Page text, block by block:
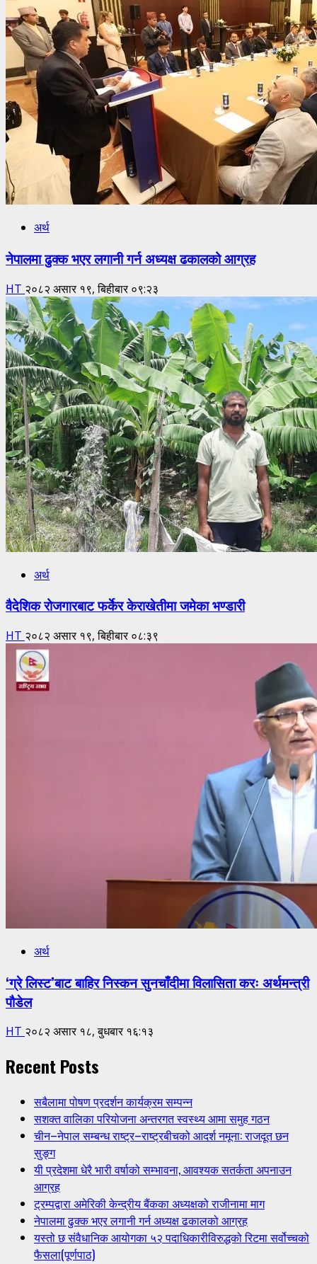
अर्थ
नेपालमा ढुक्क भएर लगानी गर्न अध्यक्ष ढकालको आग्रह
HT २०८२ असार १९, बिहीबार ०९:२३
अर्थ
वैदेशिक रोजगारबाट फर्केर केराखेतीमा जमेका भण्डारी
HT २०८२ असार १९, बिहीबार ०८:३९
अर्थ
‘ग्रे लिस्ट’बाट बाहिर निस्कन सुनचाँदीमा विलासिता करः अर्थमन्त्री
पौडेल
HT २०८२ असार १८, बुधबार १६:१३
Recent Posts
सबैलामा पोषण प्रदर्शन कार्यक्रम सम्पन्न
सशक्त वालिका परियोजना अन्तरगत स्वस्थ्य आमा समुह गठन
चीन–नेपाल सम्बन्ध राष्ट्र–राष्ट्रबीचको आदर्श नमूना: राजदूत छन
सुङ्ग
यी प्रदेशमा धेरै भारी वर्षाको सम्भावना, आवश्यक सतर्कता अपनाउन
आग्रह
ट्रम्पद्वारा अमेरिकी केन्द्रीय बैंकका अध्यक्षको राजीनामा माग
नेपालमा ढुक्क भएर लगानी गर्न अध्यक्ष ढकालको आग्रह
यस्तो छ संवैधानिक आयोगका ५२ पदाधिकारीविरुद्धको रिटमा सर्वोच्चको
फैसला(पूर्णपाठ)